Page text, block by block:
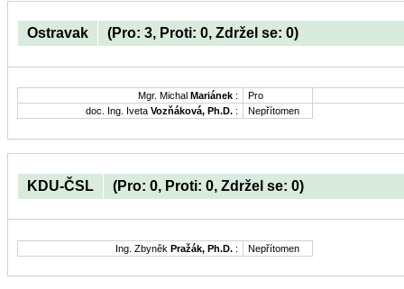
Ostravak (Pro: 3, Proti: 0, Zdržel se: 0)
Mgr. Michal Mariánek :
Pro
doc. Ing. Iveta Vozňáková, Ph.D. : Nepřítomen
KDU-ČSL (Pro: 0, Proti: 0, Zdržel se: 0)
Ing. Zbyněk Pražák, Ph.D. : Nepřítomen